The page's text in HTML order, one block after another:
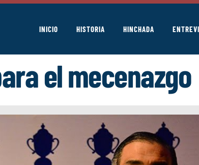
INICIO HISTORIA HINCHADA
el mecenazgo